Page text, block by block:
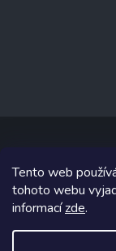
Tento web
tohoto webu
informacízde.
Copyright 2026
Grafický návrh